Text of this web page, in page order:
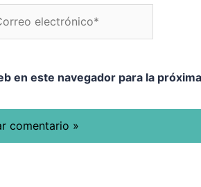
en este navegador para la